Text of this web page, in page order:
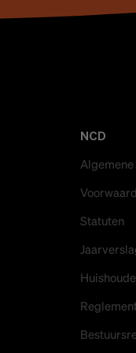
NCD
Statuten